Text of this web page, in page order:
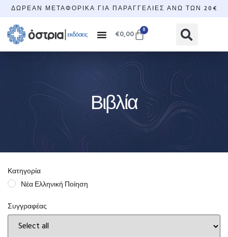
ΔΩΡΕΆΝ ΜΕΤΑΦΟΡΙΚΆ ΓΙΑ ΠΑΡΑΓΓΕΛΊΕΣ ΆΝΩ ΤΩΝ 20€
€0,00 0
Βιβλία
Κατηγορία
Νέα Ελληνική Ποίηση
Συγγραφέας